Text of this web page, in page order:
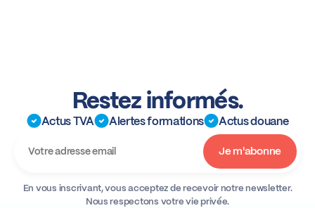
Restez informés.
Actus TVA Alertes formations Actus douane
En vous inscrivant, vous acceptez de recevoir notre newsletter.
Nous respectons votre vie privée.